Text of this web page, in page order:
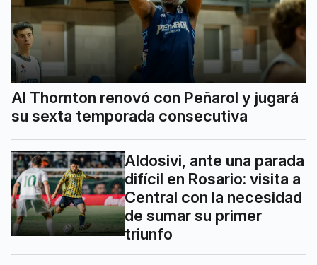
Al Thornton renovó con Peñarol y jugará
su sexta temporada consecutiva
Aldosivi, ante una parada
difícil en Rosario: visita a
Central con la necesidad
de sumar su primer
triunfo